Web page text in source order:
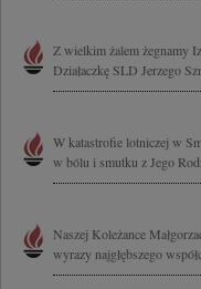
Z wielkim żalem żegnamy
Działaczkę SLD Jerzego
W katastrofie lotniczej w
w bólu i smutku z Jego
Naszej Koleżance
wyrazy najgłębszego